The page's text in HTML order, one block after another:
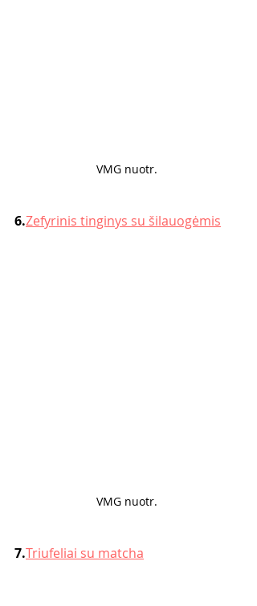
VMG nuotr.
6.Zefyrinis tinginys su šilauogėmis
VMG nuotr.
7.Triufeliai su matcha